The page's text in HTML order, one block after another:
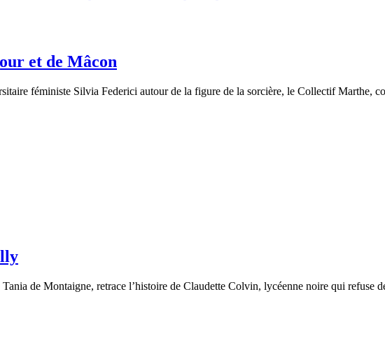
et de Mâcon
féministe Silvia Federici autour de la figure de la sorcière, le Collectif Marthe,
de Montaigne, retrace l’histoire de Claudette Colvin, lycéenne noire qui refuse